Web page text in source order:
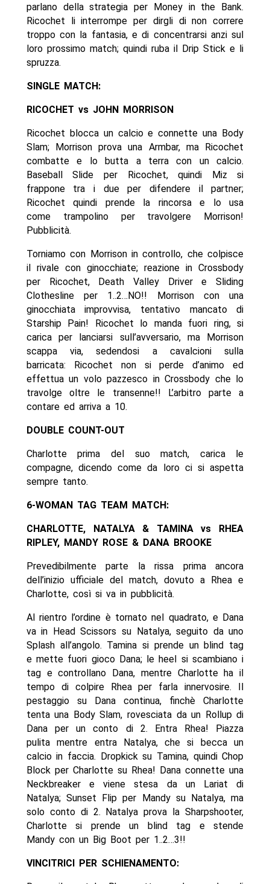
parlano della strategia per Money in the Bank.
Ricochet li interrompe per dirgli di non correre
troppo con la fantasia, e di concentrarsi anzi sul
loro prossimo match; quindi ruba il Drip Stick e li
spruzza.
SINGLE MATCH:
RICOCHET vs JOHN MORRISON
Ricochet blocca un calcio e connette una Body
Slam; Morrison prova una Armbar, ma Ricochet
combatte e lo butta a terra con un calcio.
Baseball Slide per Ricochet, quindi Miz si
frappone tra i due per difendere il partner;
Ricochet quindi prende la rincorsa e lo usa
come trampolino per travolgere Morrison!
Pubblicità.
Torniamo con Morrison in controllo, che colpisce
il rivale con ginocchiate; reazione in Crossbody
per Ricochet, Death Valley Driver e Sliding
Clothesline per 1..2…NO!! Morrison con una
ginocchiata improvvisa, tentativo mancato di
Starship Pain! Ricochet lo manda fuori ring, si
carica per lanciarsi sull’avversario, ma Morrison
scappa via, sedendosi a cavalcioni sulla
barricata: Ricochet non si perde d’animo ed
effettua un volo pazzesco in Crossbody che lo
travolge oltre le transenne!! L’arbitro parte a
contare ed arriva a 10.
DOUBLE COUNT-OUT
Charlotte prima del suo match, carica le
compagne, dicendo come da loro ci si aspetta
sempre tanto.
6-WOMAN TAG TEAM MATCH:
CHARLOTTE, NATALYA & TAMINA vs RHEA
RIPLEY, MANDY ROSE & DANA BROOKE
Prevedibilmente parte la rissa prima ancora
dell’inizio ufficiale del match, dovuto a Rhea e
Charlotte, così si va in pubblicità.
Al rientro l’ordine è tornato nel quadrato, e Dana
va in Head Scissors su Natalya, seguito da uno
Splash all’angolo. Tamina si prende un blind tag
e mette fuori gioco Dana; le heel si scambiano i
tag e controllano Dana, mentre Charlotte ha il
tempo di colpire Rhea per farla innervosire. Il
pestaggio su Dana continua, finchè Charlotte
tenta una Body Slam, rovesciata da un Rollup di
Dana per un conto di 2. Entra Rhea! Piazza
pulita mentre entra Natalya, che si becca un
calcio in faccia. Dropkick su Tamina, quindi Chop
Block per Charlotte su Rhea! Dana connette una
Neckbreaker e viene stesa da un Lariat di
Natalya; Sunset Flip per Mandy su Natalya, ma
solo conto di 2. Natalya prova la Sharpshooter,
Charlotte si prende un blind tag e stende
Mandy con un Big Boot per 1..2…3!!
VINCITRICI PER SCHIENAMENTO: